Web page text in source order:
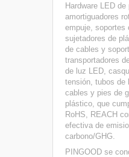
Hardware LED
amortiguadores
empuje, soportes
sujetadores de
de cables y
transportadores
de luz LED,
tensión, tubos de
cables y pies de
plástico, que
RoHS, REACH
efectiva de
carbono/GHG.
PINGOOD se